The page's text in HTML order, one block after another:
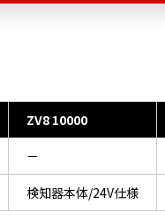
ZV8 10000
－
検知器本体/24V仕様